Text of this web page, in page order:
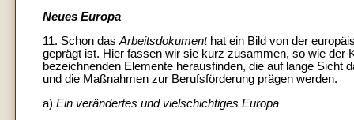
Neues Europa
11. Schon das Arbeitsdokumenthat ein Bild von der
geprägt ist. Hier fassen wir sie kurz zusammen, so wie der
bezeichnenden Elemente herausfinden, die auf lange
und die Maßnahmen zur Berufsförderung prägen werden.
a) Ein verändertes und vielschichtiges Europa